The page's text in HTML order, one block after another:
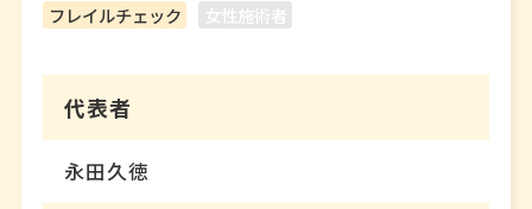
フレイルチェック
女性施術者
代表者
永田久徳